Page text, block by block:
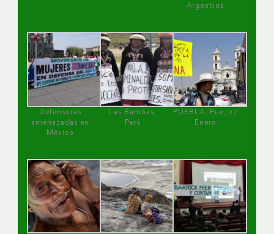
Argentina
Defensoras
amenazadas en
México
Las Bambas,
Perú
PUEBLA, Pue, 27
Enero